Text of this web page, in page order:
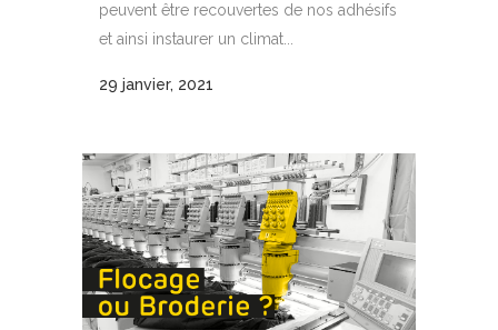
peuvent être recouvertes de nos adhésifs
et ainsi instaurer un climat...
29 janvier, 2021